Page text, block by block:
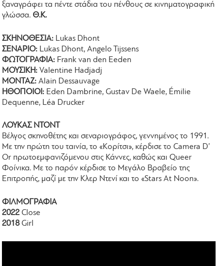
ξαναγράφει τα πέντε στάδια του πένθους σε κινηματογραφική
γλώσσα. Θ.Κ.
ΣΚΗΝΟΘΕΣΙΑ: Lukas Dhont
ΣΕΝΑΡΙΟ: Lukas Dhont, Angelo Tijssens
ΦΩΤΟΓΡΑΦΙΑ: Frank van den Eeden
ΜΟΥΣΙΚΗ:Valentine Hadjadj
ΜΟΝΤΑΖ:Alain Dessauvage
ΗΘΟΠΟΙΟΙ: Eden Dambrine, Gustav De Waele, Émilie
Dequenne, Léa Drucker
ΛΟΥΚΑΣ ΝΤΟΝΤ
Βέλγος σκηνοθέτης και σεναριογράφος, γεννημένος το 1991.
Με την πρώτη του ταινία, το «Κορίτσι», κέρδισε το Camera D’
Or πρωτοεμφανιζόμενου στις Κάννες, καθώς και Queer
Φοίνικα. Με το παρόν κέρδισε το Μεγάλο Βραβείο της
Επιτροπής, μαζί με την Κλερ Ντενί και το «Stars At Noon».
ΦΙΛΜΟΓΡΑΦΙΑ
2022 Close
2018 Girl